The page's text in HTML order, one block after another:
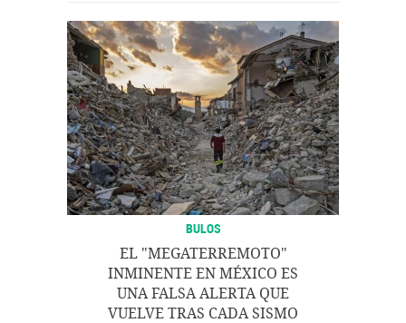
BULOS
EL "MEGATERREMOTO"
INMINENTE EN MÉXICO ES
UNA FALSA ALERTA QUE
VUELVE TRAS CADA SISMO